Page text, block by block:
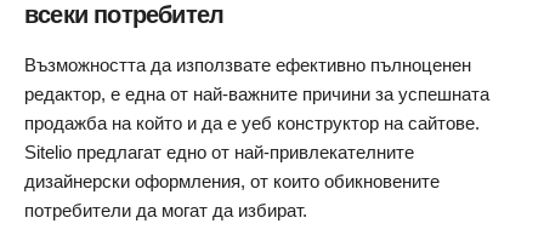
всеки потребител
Възможността да използвате ефективно пълноценен
редактор, е една от най-важните причини за успешната
продажба на който и да е уеб конструктор на сайтове.
Sitelio предлагат едно от най-привлекателните
дизайнерски оформления, от които обикновените
потребители да могат да избират.